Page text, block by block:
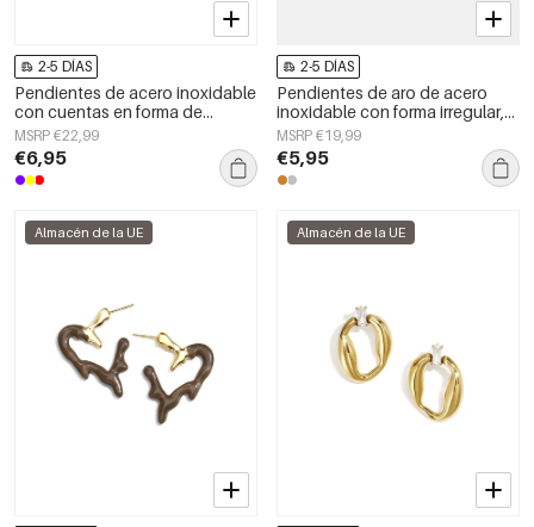
2-5 DÍAS
Pendientes de acero inoxidable
con cuentas en forma de
corazón, sencillos, de la serie
Daily Simple. Joyería para mujer.
MSRP €22,99
€6,95
2-5 DÍAS
Pendientes de aro de acero
inoxidable con forma irregular,
sencillos, de la serie Daily
Simple, joyería para mujer.
MSRP €19,99
€5,95
Almacén de la UE Almacén de la UE